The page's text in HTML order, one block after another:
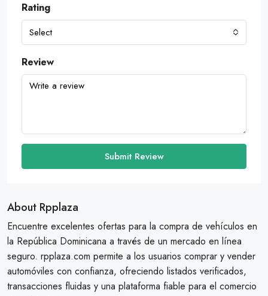
Rating
Select
Review
Submit Review
About Rpplaza
Encuentre excelentes ofertas para la compra de vehículos en
la República Dominicana a través de un mercado en línea
seguro. rpplaza.com permite a los usuarios comprar y vender
automóviles con confianza, ofreciendo listados verificados,
transacciones fluidas y una plataforma fiable para el comercio